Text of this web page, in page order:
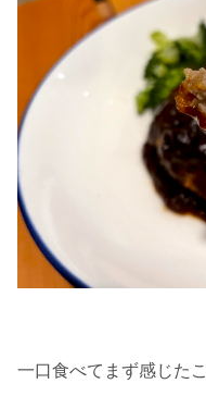
一口食べてまず感じた